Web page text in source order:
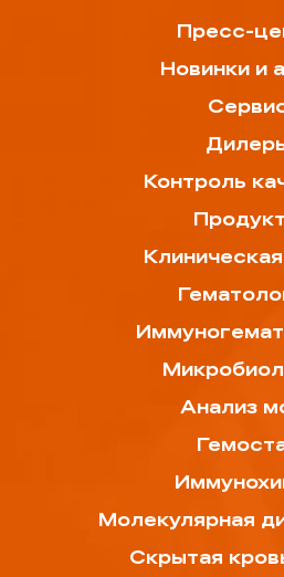
Пресс-
Новинки и
Контроль
Анализ
Молекулярная
Скрытая